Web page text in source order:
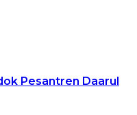
Pesantren Daarul